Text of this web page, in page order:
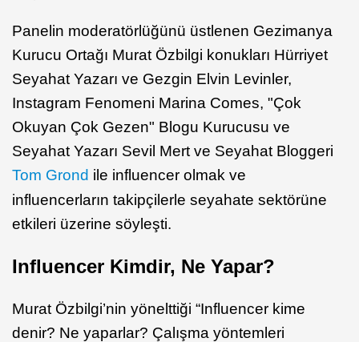
Panelin moderatörlüğünü üstlenen Gezimanya
Kurucu Ortağı Murat Özbilgi konukları Hürriyet
Seyahat Yazarı ve Gezgin Elvin Levinler,
Instagram Fenomeni Marina Comes, "Çok
Okuyan Çok Gezen" Blogu Kurucusu ve
Seyahat Yazarı Sevil Mert ve Seyahat Bloggeri
Tom Grond ile influencer olmak ve
influencerların takipçilerle seyahate sektörüne
etkileri üzerine söyleşti.
Influencer Kimdir, Ne Yapar?
Murat Özbilgi’nin yönelttiği “Influencer kime
denir? Ne yaparlar? Çalışma yöntemleri